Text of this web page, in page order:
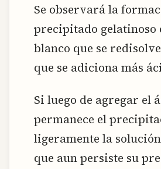
Se observará la
precipitado gelatinoso
blanco que se
que se adiciona más
Si luego de agregar el
permanece el
ligeramente la
que aun persiste su